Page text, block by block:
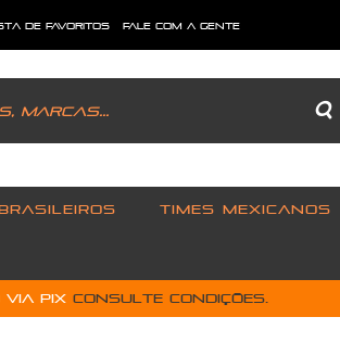
de favoritos fale com a gente
TIMES MEXICANOS
PIXConsulte condições.